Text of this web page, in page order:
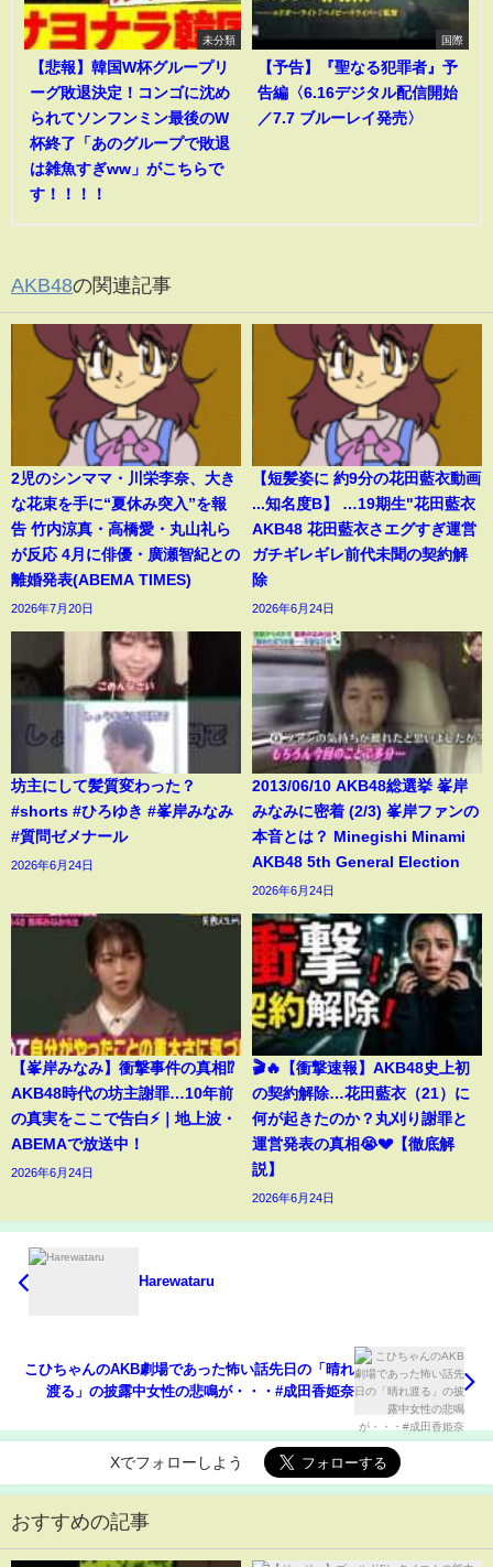
未分類
【悲報】韓国W杯グループリ
ーグ敗退決定！コンゴに沈め
られてソンフンミン最後のW
杯終了「あのグループで敗退
は雑魚すぎww」がこちらで
す！！！！
国際
【予告】『聖なる犯罪者』予
告編〈6.16デジタル配信開始
／7.7 ブルーレイ発売〉
AKB48の関連記事
2児のシンママ・川栄李奈、大き
な花束を手に“夏休み突入”を報
告 竹内涼真・高橋愛・丸山礼ら
が反応 4月に俳優・廣瀬智紀との
離婚発表(ABEMA TIMES)
2026年7月20日
【短髪姿に 約9分の花田藍衣動画
...知名度B】 …19期生"花田藍衣
AKB48 花田藍衣さエグすぎ運営
ガチギレギレ前代未聞の契約解
除
2026年6月24日
坊主にして髪質変わった？
#shorts #ひろゆき #峯岸みなみ
#質問ゼメナール
2026年6月24日
2013/06/10 AKB48総選挙 峯岸
みなみに密着 (2/3) 峯岸ファンの
本音とは？ Minegishi Minami
AKB48 5th General Election
2026年6月24日
【峯岸みなみ】衝撃事件の真相⁉️
AKB48時代の坊主謝罪…10年前
の真実をここで告白⚡️｜地上波・
ABEMAで放送中！
2026年6月24日
🎬🔥【衝撃速報】AKB48史上初
の契約解除…花田藍衣（21）に
何が起きたのか？丸刈り謝罪と
運営発表の真相😭💔【徹底解
説】
2026年6月24日
Harewataru
こひちゃんのAKB劇場であった怖い話先日の「晴れ
渡る」の披露中女性の悲鳴が・・・#成田香姫奈
Xでフォローしよう
おすすめの記事